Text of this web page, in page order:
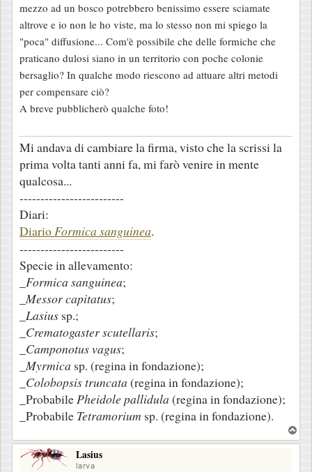
mezzo ad un bosco potrebbero benissimo essere sciamate
altrove e io non le ho viste, ma lo stesso non mi spiego la
"poca" diffusione... Com'è possibile che delle formiche che
praticano dulosi siano in un territorio con poche colonie
bersaglio? In qualche modo riescono ad attuare altri metodi
per compensare ciò?
A breve pubblicherò qualche foto!
Mi andava di cambiare la firma, visto che la scrissi la
prima volta tanti anni fa, mi farò venire in mente
qualcosa...
-------------------------
Diari:
DiarioFormica sanguinea.
-------------------------
Specie in allevamento:
Formica sanguinea;
Messor capitatus;
Lasius sp.;
Crematogaster scutellaris;
Camponotus vagus;
Myrmica sp. (regina in fondazione);
Colobopsis truncata (regina in fondazione);
_ProbabilePheidole pallidula (regina in fondazione);
_Probabile Tetramorium sp. (regina in fondazione).
o
Lasius
larva